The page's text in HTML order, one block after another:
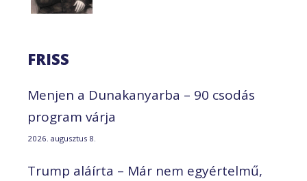
FRISS
Menjen a Dunakanyarba – 90 csodás
program várja
2026. augusztus 8.
Trump aláírta – Már nem egyértelmű,